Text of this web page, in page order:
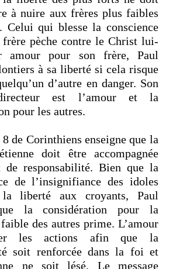
à nuire aux frères plus faibles
Celui qui blesse la conscience
frère pèche contre le Christ lui-
amour pour son frère, Paul
à sa liberté si cela risque
d’autre en danger. Son
est l’amour et la
pour les autres.
de Corinthiens enseigne que la
doit être accompagnée
de responsabilité. Bien que la
de l’insignifiance des idoles
liberté aux croyants, Paul
la considération pour la
des autres prime. L’amour
les actions afin que la
soit renforcée dans la foi et
ne soit lésé. Le message